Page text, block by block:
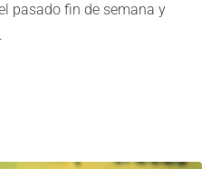
pasado fin de semana y